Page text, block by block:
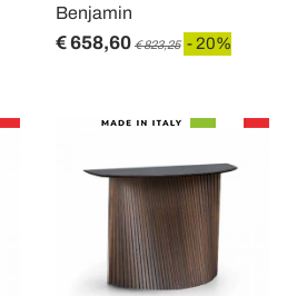
Benjamin
€ 658,60 € 823,25 - 20%